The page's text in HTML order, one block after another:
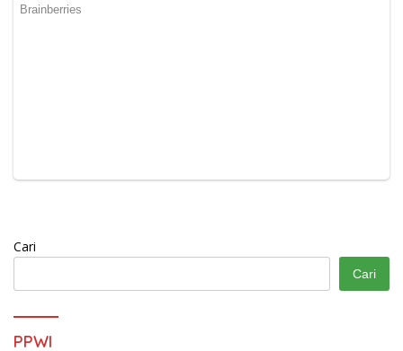
Cari
Cari
PPWI